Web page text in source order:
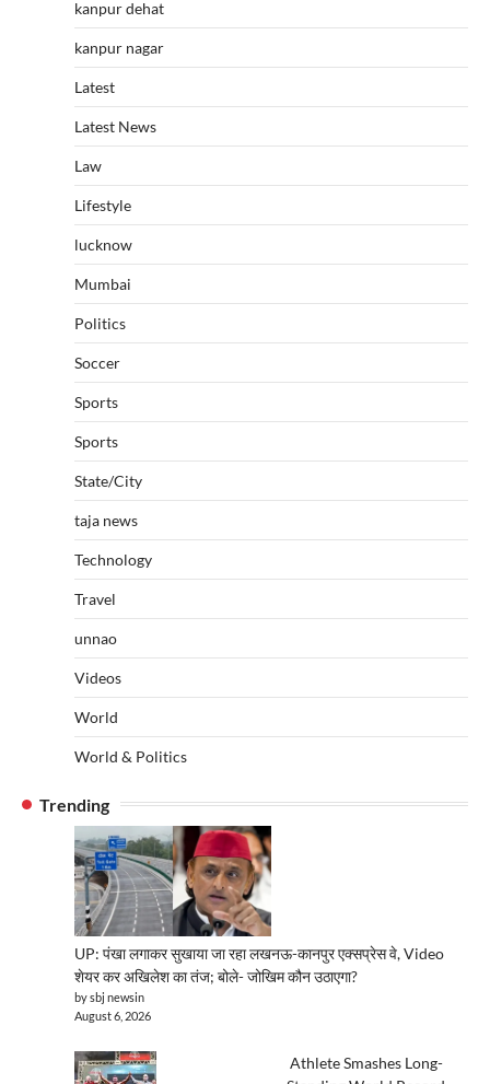
kanpur dehat
kanpur nagar
Latest
Latest News
Law
Lifestyle
lucknow
Mumbai
Politics
Soccer
Sports
Sports
State/City
taja news
Technology
Travel
unnao
Videos
World
World & Politics
Trending
UP: पंखा लगाकर सुखाया जा रहा लखनऊ-कानपुर एक्सप्रेस वे, Video
शेयर कर अखिलेश का तंज; बोले- जोखिम कौन उठाएगा?
by sbj newsin
August 6, 2026
Athlete Smashes Long-